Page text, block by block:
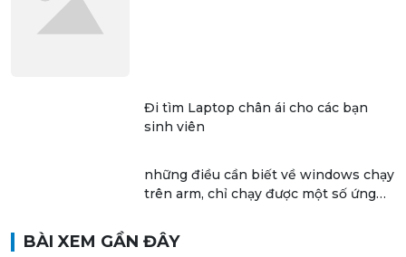
Đi tìm Laptop chân ái cho các bạn
trên arm, chỉ chạy được một số ứng